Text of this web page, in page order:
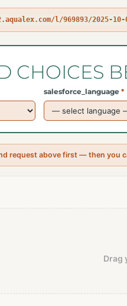
l/969893/2025-10-
CHOICES
salesforce_language*
request above first — then you
Drag